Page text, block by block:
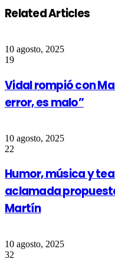
Related Articles
10 agosto, 2025
19
Vidal rompió con
error, es malo”
10 agosto, 2025
22
Humor, música y
aclamada
Martín
10 agosto, 2025
32